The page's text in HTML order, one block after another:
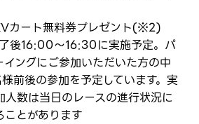
カート無料券プレゼント(※2)
後16:00～16:30に実施予定。パ
イングにご参加いただいた方の中
前後の参加を予定しています。実
人数は当日のレースの進行状況に
ことがあります